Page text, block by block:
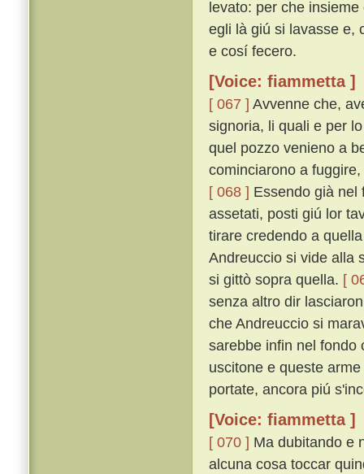
levato: per che
egli là giú si lavasse e,
e cosí fecero.
[Voice: fiammetta ]
[ 067 ] Avvenne che,
signoria, li quali e per
quel pozzo venieno a
cominciarono a
[ 068 ] Essendo già nel
assetati, posti giú lor
tirare credendo a
Andreuccio si vide alla
si gittò sopra quella. [
senza altro dir
che Andreuccio si
sarebbe infin nel fondo
uscitone e queste
portate, ancora piú
[Voice: fiammetta ]
[ 070 ] Ma dubitando e
alcuna cosa toccar